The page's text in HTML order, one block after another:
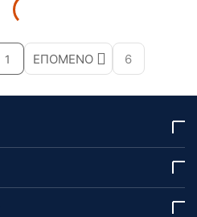
1 ΕΠΌΜΕΝΟ 6